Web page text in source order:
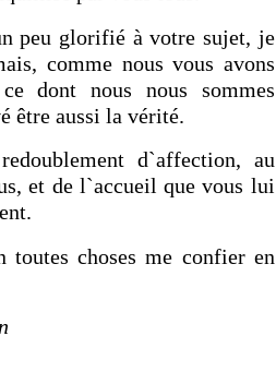
peu glorifié à votre sujet, je
comme nous vous avons
dont nous nous sommes
être aussi la vérité.
d`affection, au
et de l`accueil que vous lui
choses me confier en